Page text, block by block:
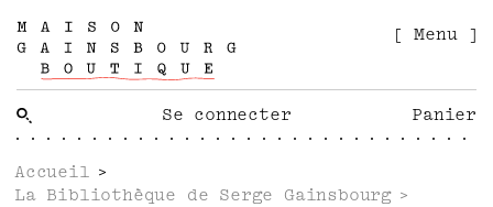
Se connecter Panier
[ Menu ]
Accueil
La Bibliothèque de Serge Gainsbourg